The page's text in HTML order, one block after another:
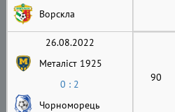
Ворскла
26.08.2022
Металіст 1925
0 : 2
Чорноморець
90